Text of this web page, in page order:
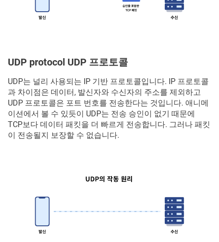
UDP protocol UDP 프로토콜
UDP는 널리 사용되는 IP 기반 프로토콜입니다. IP 프로토콜
과 차이점은 데이터, 발신자와 수신자의 주소를 제외하고
UDP 프로토콜은 포트 번호를 전송한다는 것입니다. 애니메
이션에서 볼 수 있듯이 UDP는 전송 승인이 없기 때문에
TCP보다 데이터 패킷을 더 빠르게 전송합니다. 그러나 패킷
이 전송될지 보장할 수 없습니다.